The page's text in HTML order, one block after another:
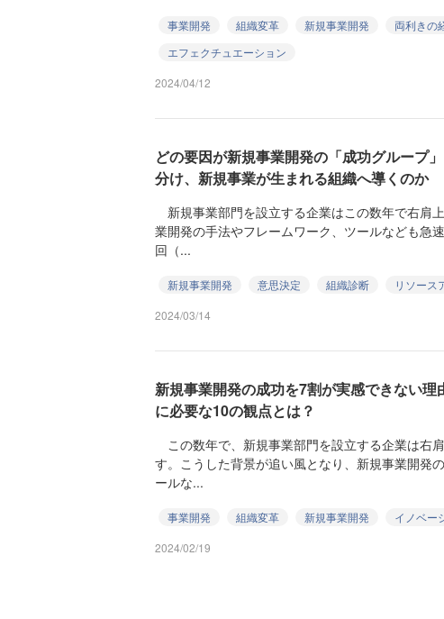
事業開発 組織変革 新規事業開発
両利きの
エフェクチュエーション
2024/04/12
どの要因が新規事業開発の「成功グループ
分け、新規事業が生まれる組織へ導くのか
新規事業部門を設立する企業はこの数年で右肩
業開発の手法やフレームワーク、ツールなども急
回（...
新規事業開発 意思決定 組織診断 リソース
2024/03/14
新規事業開発の成功を7割が実感できない
に必要な10の観点とは？
この数年で、新規事業部門を設立する企業は右
す。こうした背景が追い風となり、新規事業開発
ールな...
事業開発 組織変革 新規事業開発 イノベー
2024/02/19